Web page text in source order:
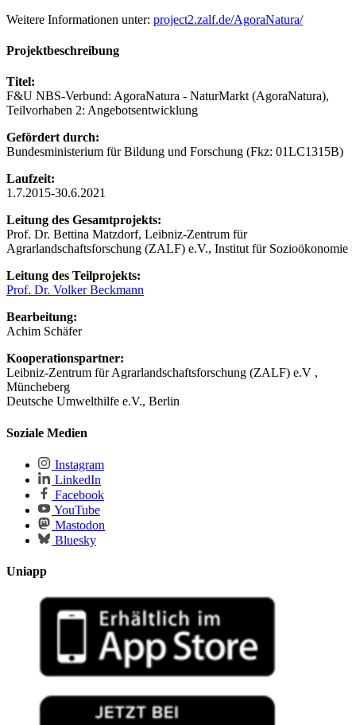
Weitere Informationen unter: project2.zalf.de/AgoraNatura/
Projektbeschreibung
Titel:
F&U NBS-Verbund: AgoraNatura - NaturMarkt (AgoraNatura),
Teilvorhaben 2: Angebotsentwicklung
Gefördert durch:
Bundesministerium für Bildung und Forschung (Fkz: 01LC1315B)
Laufzeit:
1.7.2015-30.6.2021
Leitung des Gesamtprojekts:
Prof. Dr. Bettina Matzdorf, Leibniz-Zentrum für
Agrarlandschaftsforschung (ZALF) e.V., Institut für Sozioökonomie
Leitung des Teilprojekts:
Prof. Dr. Volker Beckmann
Bearbeitung:
Achim Schäfer
Kooperationspartner:
Leibniz-Zentrum für Agrarlandschaftsforschung (ZALF) e.V ,
Müncheberg
Deutsche Umwelthilfe e.V., Berlin
Soziale Medien
Instagram
LinkedIn
Facebook
YouTube
Mastodon
Bluesky
Uniapp